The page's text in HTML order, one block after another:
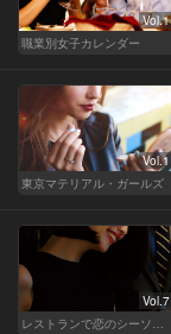
Vol.1
職業別女子カレンダー
Vol.1
東京マテリアル・ガールズ
Vol.7
レストランで恋のシーソーゲーム（WOMAN）